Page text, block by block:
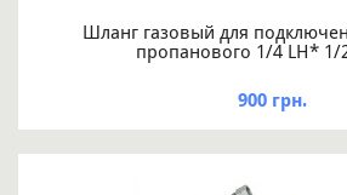
Шланг газовый для
пропанового 1/4 LH* 1/
900 грн.